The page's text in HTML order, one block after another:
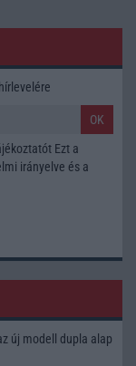
OK
Ezt a
irányelve és a
új modell dupla alap